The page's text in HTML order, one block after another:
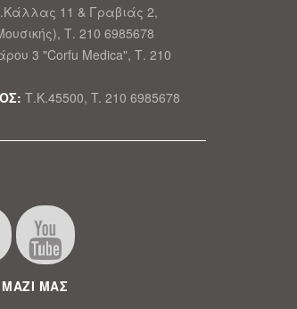
11 & Γραβιάς 2,
Τ. 210 6985678
3 "Corfu Medica", Τ. 210
Τ.Κ.45500, T. 210 6985678
ΜΑΣ